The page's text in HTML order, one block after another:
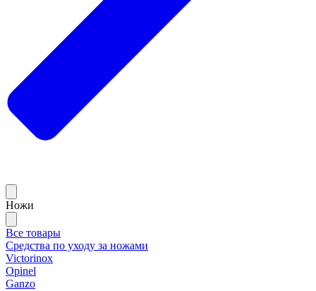
Ножи
Все товары
Средства по уходу за ножами
Victorinox
Opinel
Ganzo